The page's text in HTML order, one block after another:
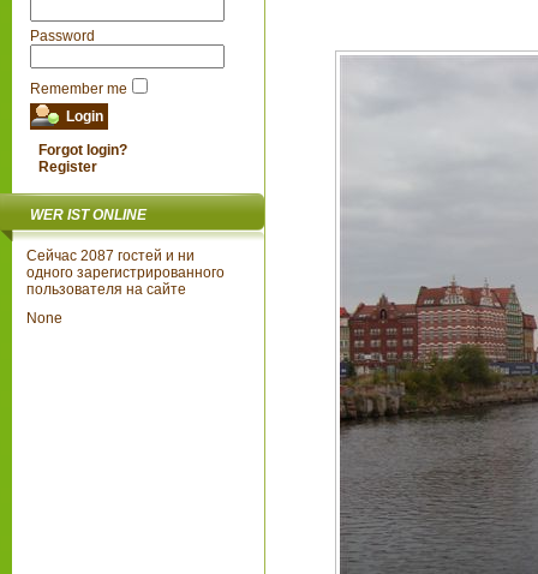
Password
Remember me
Forgot login?
Register
WER IST ONLINE
Сейчас 2087 гостей и ни
одного зарегистрированного
пользователя на сайте
None